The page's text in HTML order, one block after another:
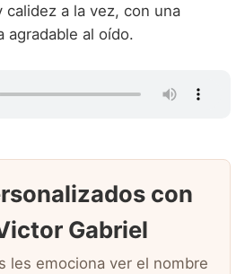
calidez a la vez, con una
agradable al oído.
con
Gabriel
les emociona ver el nombre